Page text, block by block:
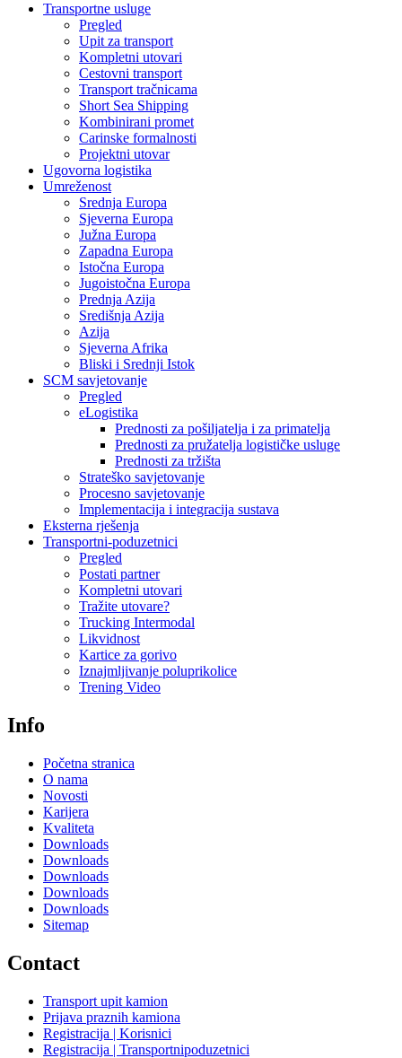
Transportne usluge
Pregled
Upit za transport
Kompletni utovari
Cestovni transport
Transport tračnicama
Short Sea Shipping
Kombinirani promet
Carinske formalnosti
Projektni utovar
Ugovorna logistika
Umreženost
Srednja Europa
Sjeverna Europa
Južna Europa
Zapadna Europa
Istočna Europa
Jugoistočna Europa
Prednja Azija
Središnja Azija
Azija
Sjeverna Afrika
Bliski i Srednji Istok
SCM savjetovanje
Pregled
eLogistika
Prednosti za pošiljatelja i za primatelja
Prednosti za pružatelja logističke usluge
Prednosti za tržišta
Strateško savjetovanje
Procesno savjetovanje
Implementacija i integracija sustava
Eksterna rješenja
Transportni-poduzetnici
Pregled
Postati partner
Kompletni utovari
Tražite utovare?
Trucking Intermodal
Likvidnost
Kartice za gorivo
Iznajmljivanje poluprikolice
Trening Video
Info
Početna stranica
O nama
Novosti
Karijera
Kvaliteta
Downloads
Downloads
Downloads
Downloads
Downloads
Sitemap
Contact
Transport upit kamion
Prijava praznih kamiona
Registracija | Korisnici
Registracija | Transportnipoduzetnici